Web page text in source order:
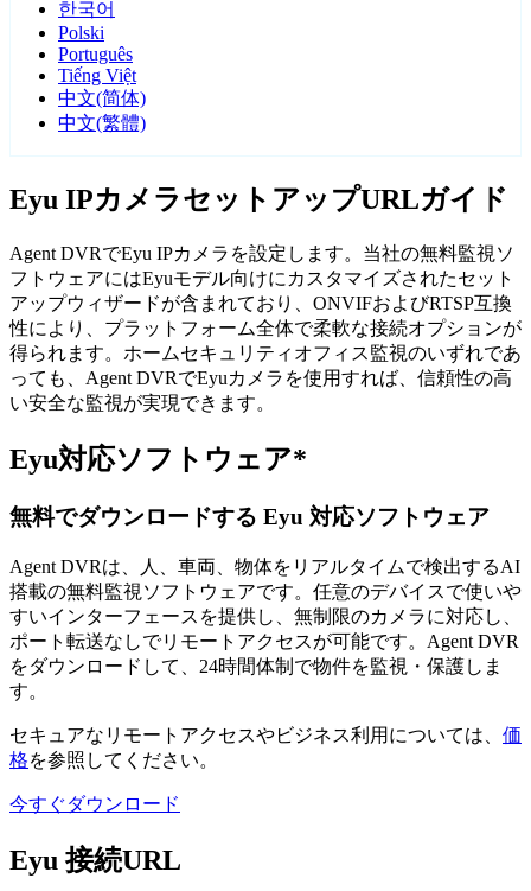
한국어
Polski
Português
Tiếng Việt
中文(简体)
中文(繁體)
Eyu IPカメラセットアップURLガイド
Agent DVRでEyu IPカメラを設定します。当社の無料監視ソ
フトウェアにはEyuモデル向けにカスタマイズされたセット
アップウィザードが含まれており、ONVIFおよびRTSP互換
性により、プラットフォーム全体で柔軟な接続オプションが
得られます。ホームセキュリティオフィス監視のいずれであ
っても、Agent DVRでEyuカメラを使用すれば、信頼性の高
い安全な監視が実現できます。
Eyu対応ソフトウェア*
無料でダウンロードする Eyu 対応ソフトウェア
Agent DVRは、人、車両、物体をリアルタイムで検出するAI
搭載の無料監視ソフトウェアです。任意のデバイスで使いや
すいインターフェースを提供し、無制限のカメラに対応し、
ポート転送なしでリモートアクセスが可能です。Agent DVR
をダウンロードして、24時間体制で物件を監視・保護しま
す。
セキュアなリモートアクセスやビジネス利用については、 価
格を参照してください。
今すぐダウンロード
Eyu 接続URL